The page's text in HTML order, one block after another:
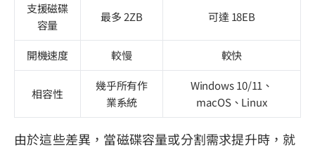
支援磁碟
容量
最多 2ZB 可達 18EB
開機速度 較慢 較快
相容性
幾乎所有作
業系統
Windows 10/11、
macOS、Linux
由於這些差異，當磁碟容量或分割需求提升時，就